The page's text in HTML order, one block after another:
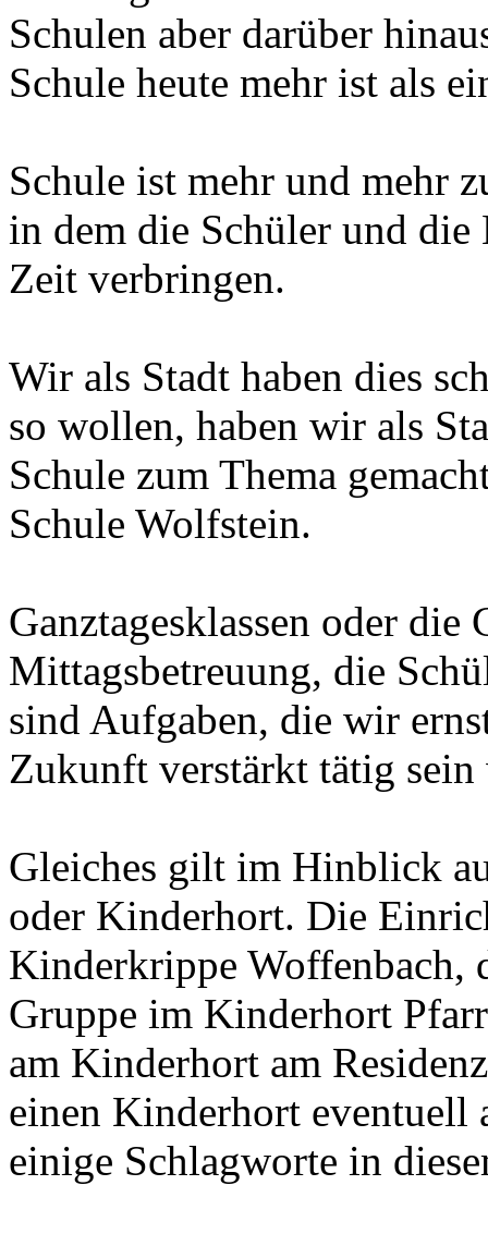
Schulen aber darüber
Schule heute mehr ist als
Schule ist mehr und mehr
in dem die Schüler und
Zeit verbringen.
Wir als Stadt haben dies
so wollen, haben wir als
Schule zum Thema
Schule Wolfstein.
Ganztagesklassen oder die
Mittagsbetreuung, die
sind Aufgaben, die wir
Zukunft verstärkt tätig sein
Gleiches gilt im Hinblick
oder Kinderhort. Die
Kinderkrippe Woffenbach,
Gruppe im Kinderhort
am Kinderhort am
einen Kinderhort eventuell
einige Schlagworte in